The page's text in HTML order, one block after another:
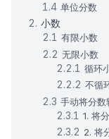
单位分数
小数
有限小数
无限小数
循环
不循
手动将分数
1. 将
2. 将